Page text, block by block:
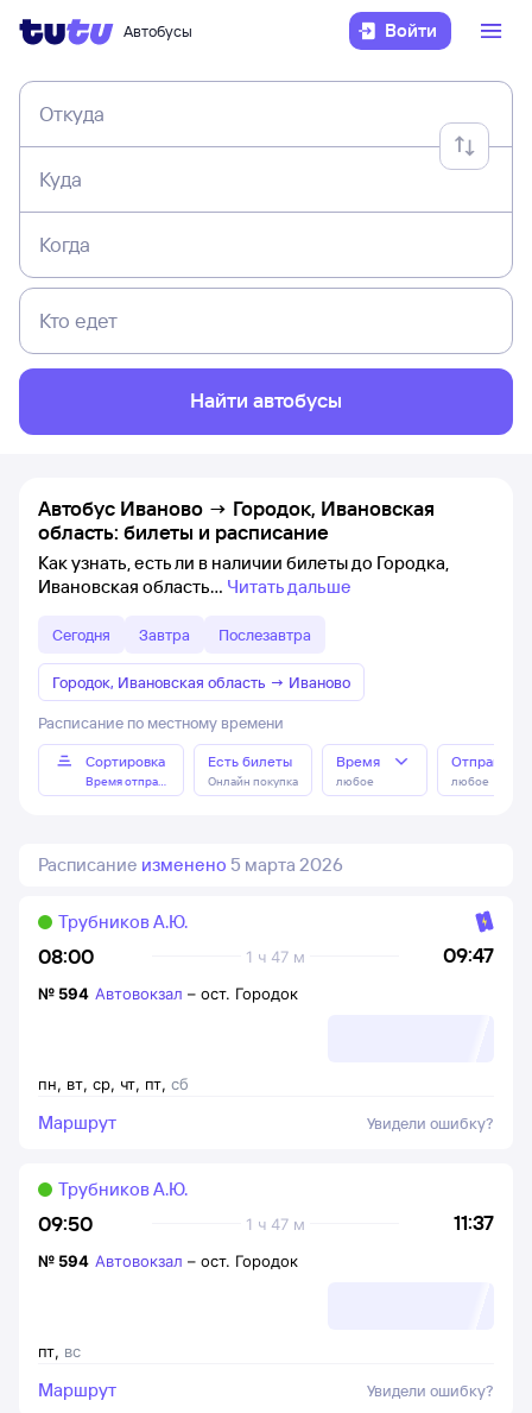
Автобусы Войти
Откуда
Куда
Когда
Кто едет
Найти автобусы
Автобус Иваново → Городок, Ивановская
область: билеты и расписание
Как узнать, есть ли в наличии билеты до Городка,
Ивановская область
Читать дальше
Сегодня Завтра Послезавтра
Городок, Ивановская область → Иваново
Расписание по местному времени
Сортировка
Время отправления
Есть билеты
Онлайн покупка
Время
любое любое
Расписание изменено 5 марта 2026
08:00 09:47
1 ч 47 м
Трубников А.Ю.
пн, вт, ср, чт, пт, сб
№ 594 Автовокзал – ост. Городок
Маршрут Увидели ошибку?
09:50 11:37
1 ч 47 м
Трубников А.Ю.
пт, вс
№ 594 Автовокзал – ост. Городок
Маршрут Увидели ошибку?